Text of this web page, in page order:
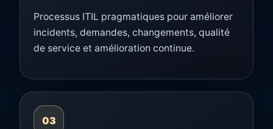
Processus ITIL pragmatiques pour améliorer
incidents, demandes, changements, qualité
de service et amélioration continue.
03